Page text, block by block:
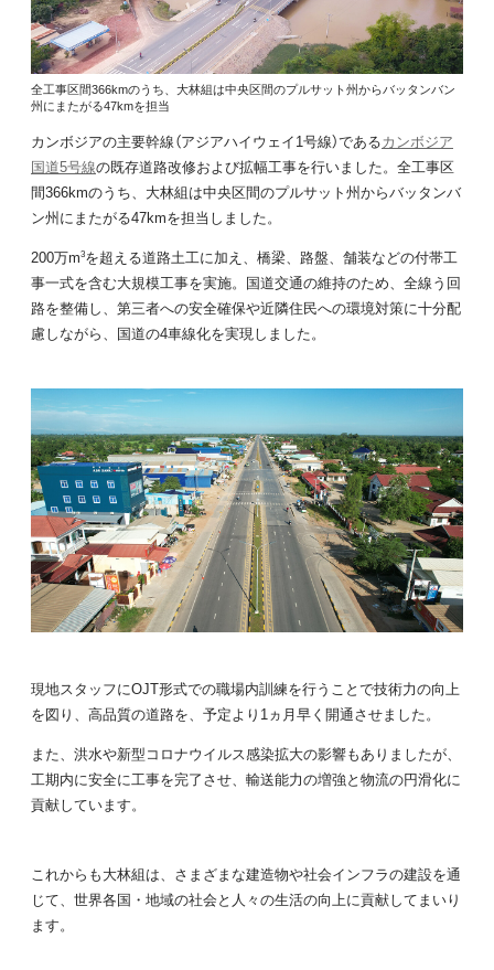
全工事区間366kmのうち、大林組は中央区間のプルサット州からバッタンバン
州にまたがる47kmを担当
カンボジアの主要幹線（アジアハイウェイ1号線）であるカンボジア
国道5号線の既存道路改修および拡幅工事を行いました。全工事区
間366kmのうち、大林組は中央区間のプルサット州からバッタンバ
ン州にまたがる47kmを担当しました。
200万m3を超える道路土工に加え、橋梁、路盤、舗装などの付帯工
事一式を含む大規模工事を実施。国道交通の維持のため、全線う回
路を整備し、第三者への安全確保や近隣住民への環境対策に十分配
慮しながら、国道の4車線化を実現しました。
現地スタッフにOJT形式での職場内訓練を行うことで技術力の向上
を図り、高品質の道路を、予定より1ヵ月早く開通させました。
また、洪水や新型コロナウイルス感染拡大の影響もありましたが、
工期内に安全に工事を完了させ、輸送能力の増強と物流の円滑化に
貢献しています。
これからも大林組は、さまざまな建造物や社会インフラの建設を通
じて、世界各国・地域の社会と人々の生活の向上に貢献してまいり
ます。